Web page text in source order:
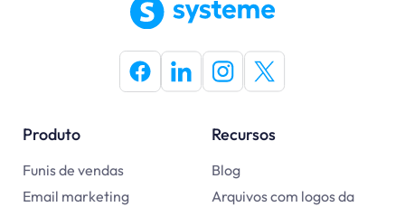
Produto
Funis de vendas
Email marketing
Recursos
Blog
Arquivos com logos da